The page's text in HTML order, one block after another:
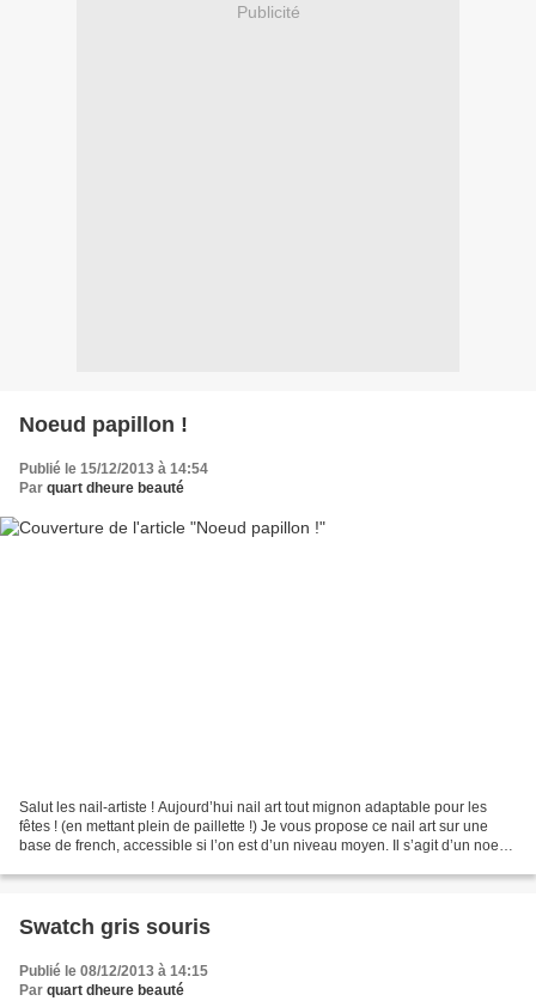
Publicité
Noeud papillon !
Publié le 15/12/2013 à 14:54
Par quart dheure beauté
Salut les nail-artiste ! Aujourd’hui nail art tout mignon adaptable pour les
fêtes ! (en mettant plein de paillette !) Je vous propose ce nail art sur une
base de french, accessible si l’on est d’un niveau moyen. Il s’agit d’un noeud
Swatch gris souris
Publié le 08/12/2013 à 14:15
Par quart dheure beauté